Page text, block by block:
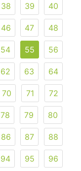
38 39 40
46 47 48
54 55 56
62 63 64
70 71 72
78 79 80
86 87 88
94 95 96